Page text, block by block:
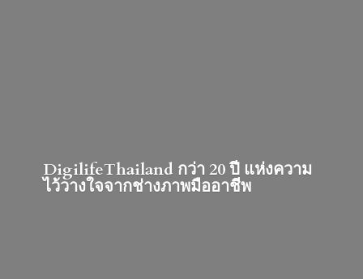
DigilifeThailand กว่า 20 ปี แห่งความ
ไว้วางใจจากช่างภาพมืออาชีพ